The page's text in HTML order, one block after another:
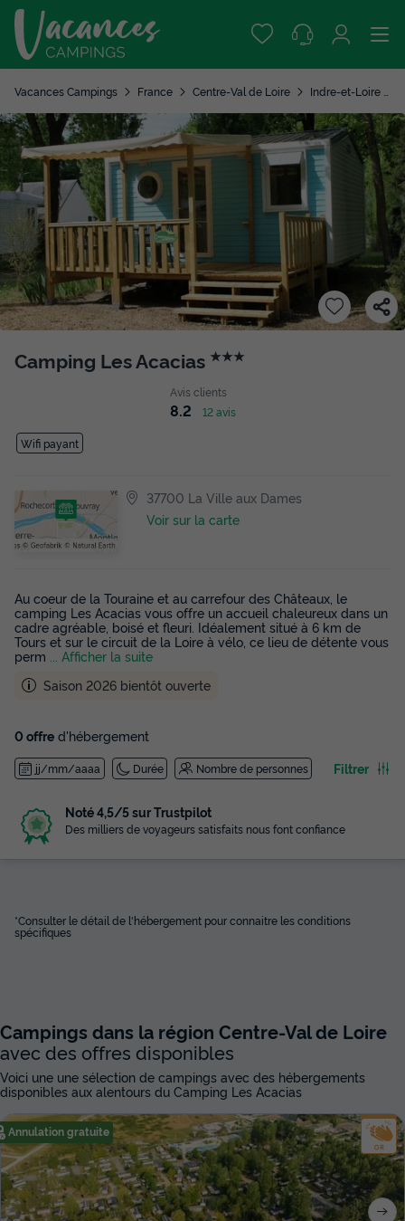
Vacances Campings France Centre-Val de Loire Indre-et-Loire
Camping Les Acacias ★★★
Avis clients
8.2 12 avis
Wifi payant
37700 La Ville aux Dames
Voir sur la carte
Au coeur de la Touraine et au carrefour des Châteaux, le
camping Les Acacias vous offre un accueil chaleureux dans un
cadre agréable, boisé et fleuri. Idéalement situé à 6 km de
Tours et sur le circuit de la Loire à vélo, ce lieu de détente vous
perm
... Afficher la suite
Saison 2026 bientôt ouverte
0 offre d'hébergement
jj/mm/aaaa Durée Nombre de personnes Filtrer
Noté 4,5/5 sur Trustpilot
Des milliers de voyageurs satisfaits nous font confiance
*Consulter le détail de l'hébergement pour connaitre les conditions
spécifiques
Campings dans la région Centre-Val de Loire
avec des offres disponibles
Voici une une sélection de campings avec des hébergements
disponibles aux alentours du Camping Les Acacias
Annulation gratuite